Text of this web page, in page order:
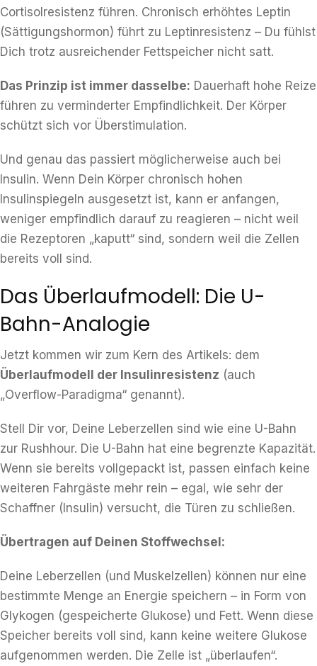
Cortisolresistenz führen. Chronisch erhöhtes Leptin
(Sättigungshormon) führt zu Leptinresistenz – Du fühlst
Dich trotz ausreichender Fettspeicher nicht satt.
Das Prinzip ist immer dasselbe: Dauerhaft hohe Reize
führen zu verminderter Empfindlichkeit. Der Körper
schützt sich vor Überstimulation.
Und genau das passiert möglicherweise auch bei
Insulin. Wenn Dein Körper chronisch hohen
Insulinspiegeln ausgesetzt ist, kann er anfangen,
weniger empfindlich darauf zu reagieren – nicht weil
die Rezeptoren „kaputt“ sind, sondern weil die Zellen
bereits voll sind.
Das Überlaufmodell: Die U-
Bahn-Analogie
Jetzt kommen wir zum Kern des Artikels: dem
Überlaufmodell der Insulinresistenz (auch
„Overflow-Paradigma“ genannt).
Stell Dir vor, Deine Leberzellen sind wie eine U-Bahn
zur Rushhour. Die U-Bahn hat eine begrenzte Kapazität.
Wenn sie bereits vollgepackt ist, passen einfach keine
weiteren Fahrgäste mehr rein – egal, wie sehr der
Schaffner (Insulin) versucht, die Türen zu schließen.
Übertragen auf Deinen Stoffwechsel:
Deine Leberzellen (und Muskelzellen) können nur eine
bestimmte Menge an Energie speichern – in Form von
Glykogen (gespeicherte Glukose) und Fett. Wenn diese
Speicher bereits voll sind, kann keine weitere Glukose
aufgenommen werden. Die Zelle ist „überlaufen“.